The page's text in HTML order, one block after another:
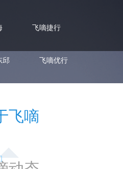
飞嘀捷行
邱 飞嘀优行
车台应用
出行
飞嘀